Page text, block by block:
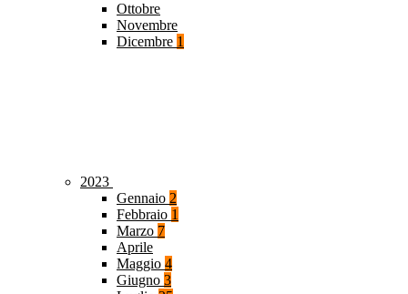
Ottobre
Novembre
Dicembre 1
2023
Gennaio 2
Febbraio 1
Marzo 7
Aprile
Maggio 4
Giugno 3